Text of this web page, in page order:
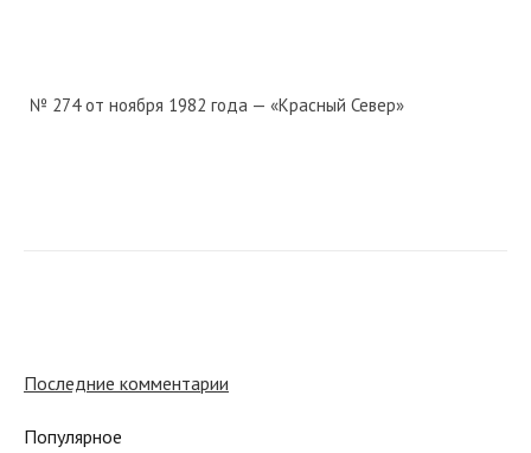
№ 274 от ноября 1982 года — «Красный Север»
Последние комментарии
Популярное